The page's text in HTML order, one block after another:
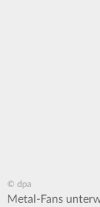
© dpa
Metal-Fans